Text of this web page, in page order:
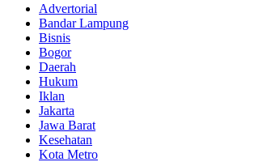
Advertorial
Bandar Lampung
Bisnis
Bogor
Daerah
Hukum
Iklan
Jakarta
Jawa Barat
Kesehatan
Kota Metro